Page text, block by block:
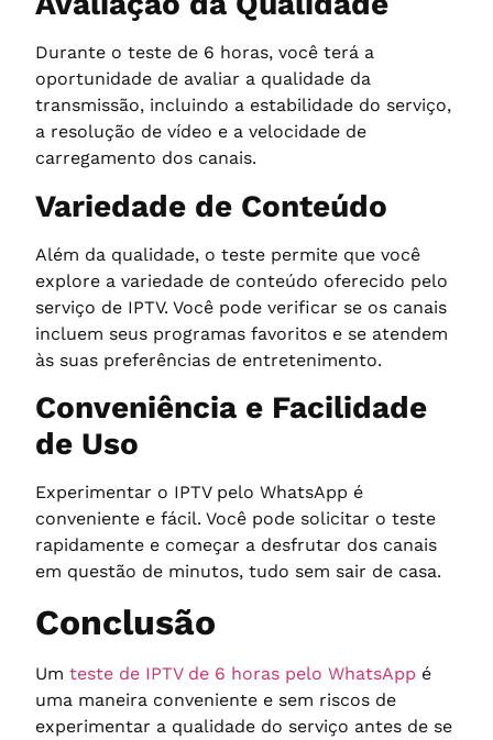
Durante o teste de 6 horas, você terá a
oportunidade de avaliar a qualidade da
transmissão, incluindo a estabilidade do serviço,
a resolução de vídeo e a velocidade de
carregamento dos canais.
Variedade de Conteúdo
Além da qualidade, o teste permite que você
explore a variedade de conteúdo oferecido pelo
serviço de IPTV. Você pode verificar se os canais
incluem seus programas favoritos e se atendem
às suas preferências de entretenimento.
Conveniência e Facilidade
de Uso
Experimentar o IPTV pelo WhatsApp é
conveniente e fácil. Você pode solicitar o teste
rapidamente e começar a desfrutar dos canais
em questão de minutos, tudo sem sair de casa.
Conclusão
Um teste de IPTV de 6 horas pelo WhatsApp é
uma maneira conveniente e sem riscos de
experimentar a qualidade do serviço antes de se